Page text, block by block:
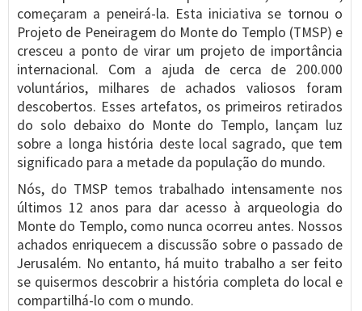
começaram a peneirá-la. Esta iniciativa se tornou o
Projeto de Peneiragem do Monte do Templo (TMSP) e
cresceu a ponto de virar um projeto de importância
internacional. Com a ajuda de cerca de 200.000
voluntários, milhares de achados valiosos foram
descobertos. Esses artefatos, os primeiros retirados
do solo debaixo do Monte do Templo, lançam luz
sobre a longa história deste local sagrado, que tem
significado para a metade da população do mundo.
Nós, do TMSP temos trabalhado intensamente nos
últimos 12 anos para dar acesso à arqueologia do
Monte do Templo, como nunca ocorreu antes. Nossos
achados enriquecem a discussão sobre o passado de
Jerusalém. No entanto, há muito trabalho a ser feito
se quisermos descobrir a história completa do local e
compartilhá-lo com o mundo.